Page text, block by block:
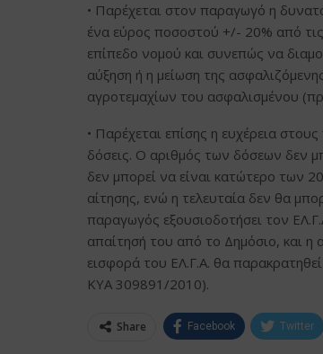
• Παρέχεται στον παραγωγό η
ένα εύρος ποσοστού +/- 20% από
επίπεδο νομού και συνεπώς να
αύξηση ή η μείωση της
αγροτεμαχίων του ασφαλισμένου
• Παρέχεται επίσης η ευχέρεια
δόσεις. Ο αριθμός των δόσεων δεν
δεν μπορεί να είναι κατώτερο των
αίτησης, ενώ η τελευταία δεν θα
παραγωγός εξουσιοδοτήσει τον
απαίτησή του από το Δημόσιο, και η
εισφορά του ΕΛ.Γ.Α. θα
ΚΥΑ 309891/2010).
Share Facebook Twitter